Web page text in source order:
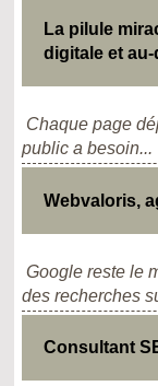
La pilule
digitale et au-
Chaque page
public a besoin...
Webvaloris,
Google reste le
des recherches
Consultant